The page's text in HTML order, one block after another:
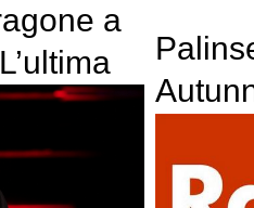
a
a
ai